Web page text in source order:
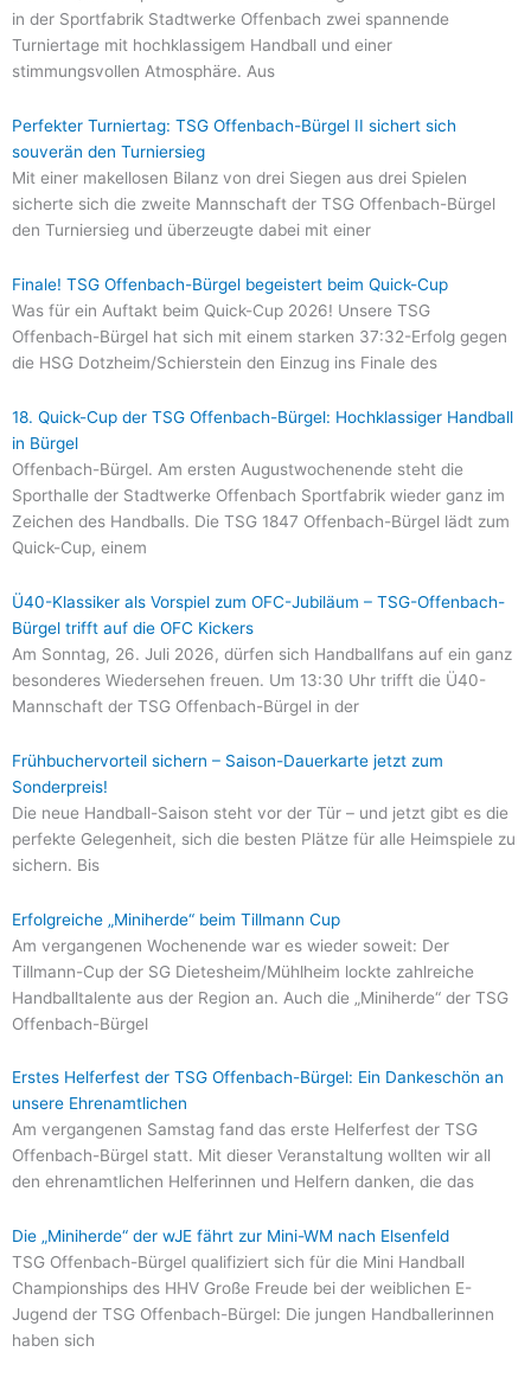
in der Sportfabrik Stadtwerke Offenbach zwei spannende
Turniertage mit hochklassigem Handball und einer
stimmungsvollen Atmosphäre. Aus
Perfekter Turniertag: TSG Offenbach-Bürgel II sichert sich
souverän den Turniersieg
Mit einer makellosen Bilanz von drei Siegen aus drei Spielen
sicherte sich die zweite Mannschaft der TSG Offenbach-Bürgel
den Turniersieg und überzeugte dabei mit einer
Finale! TSG Offenbach-Bürgel begeistert beim Quick-Cup
Was für ein Auftakt beim Quick-Cup 2026! Unsere TSG
Offenbach-Bürgel hat sich mit einem starken 37:32-Erfolg gegen
die HSG Dotzheim/Schierstein den Einzug ins Finale des
18. Quick-Cup der TSG Offenbach-Bürgel: Hochklassiger Handball
in Bürgel
Offenbach-Bürgel. Am ersten Augustwochenende steht die
Sporthalle der Stadtwerke Offenbach Sportfabrik wieder ganz im
Zeichen des Handballs. Die TSG 1847 Offenbach-Bürgel lädt zum
Quick-Cup, einem
Ü40-Klassiker als Vorspiel zum OFC-Jubiläum – TSG-Offenbach-
Bürgel trifft auf die OFC Kickers
Am Sonntag, 26. Juli 2026, dürfen sich Handballfans auf ein ganz
besonderes Wiedersehen freuen. Um 13:30 Uhr trifft die Ü40-
Mannschaft der TSG Offenbach-Bürgel in der
Frühbuchervorteil sichern – Saison-Dauerkarte jetzt zum
Sonderpreis!
Die neue Handball-Saison steht vor der Tür – und jetzt gibt es die
perfekte Gelegenheit, sich die besten Plätze für alle Heimspiele zu
sichern. Bis
Erfolgreiche „Miniherde“ beim Tillmann Cup
Am vergangenen Wochenende war es wieder soweit: Der
Tillmann-Cup der SG Dietesheim/Mühlheim lockte zahlreiche
Handballtalente aus der Region an. Auch die „Miniherde“ der TSG
Offenbach-Bürgel
Erstes Helferfest der TSG Offenbach-Bürgel: Ein Dankeschön an
unsere Ehrenamtlichen
Am vergangenen Samstag fand das erste Helferfest der TSG
Offenbach-Bürgel statt. Mit dieser Veranstaltung wollten wir all
den ehrenamtlichen Helferinnen und Helfern danken, die das
Die „Miniherde“ der wJE fährt zur Mini-WM nach Elsenfeld
TSG Offenbach-Bürgel qualifiziert sich für die Mini Handball
Championships des HHV Große Freude bei der weiblichen E-
Jugend der TSG Offenbach-Bürgel: Die jungen Handballerinnen
haben sich